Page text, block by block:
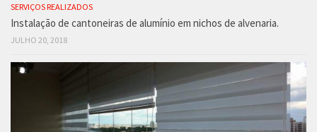
SERVIÇOS REALIZADOS
Instalação de cantoneiras de alumínio em nichos de alvenaria.
JULHO 20, 2018